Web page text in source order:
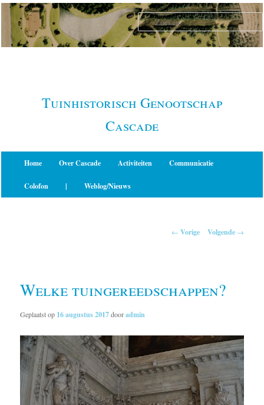
Spring
naar
primaire
Tuinhistorisch Genootschap
Cascade
Home Over Cascade Activiteiten Communicatie
Colofon | Weblog/Nieuws
← Vorige Volgende →
Welke tuingereedschappen?
Geplaatst op 16 augustus 2017dooradmin